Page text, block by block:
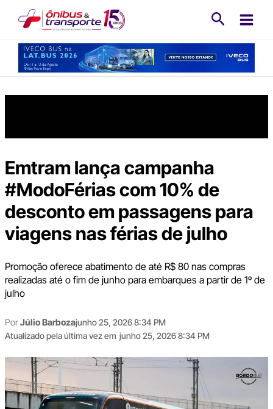
conteúdo
Emtram lança campanha
#ModoFérias com 10% de
desconto em passagens para
viagens nas férias de julho
Promoção oferece abatimento de até R$ 80 nas compras
realizadas até o fim de junho para embarques a partir de 1º de
julho
PorJúlio Barbozajunho 25, 2026 8:34 PM
Atualizado pela última vez em junho 25, 2026 8:34 PM